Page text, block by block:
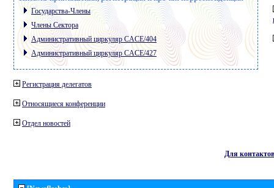
Государства-Члены
Члены Сектора
Административный циркуляр CACE/404
Административный циркуляр CACE/427
Регистрация делегатов
Относящиеся конференции
Отдел новостей
Для контактов